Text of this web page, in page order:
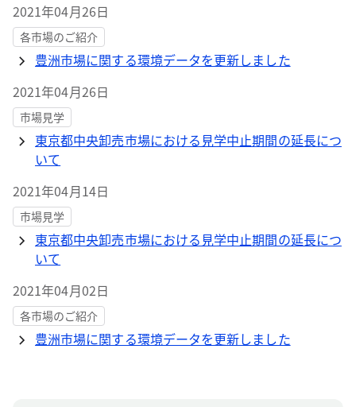
2021年04月26日
各市場のご紹介
豊洲市場に関する環境データを更新しました
2021年04月26日
市場見学
東京都中央卸売市場における見学中止期間の延長につ
いて
2021年04月14日
市場見学
東京都中央卸売市場における見学中止期間の延長につ
いて
2021年04月02日
各市場のご紹介
豊洲市場に関する環境データを更新しました